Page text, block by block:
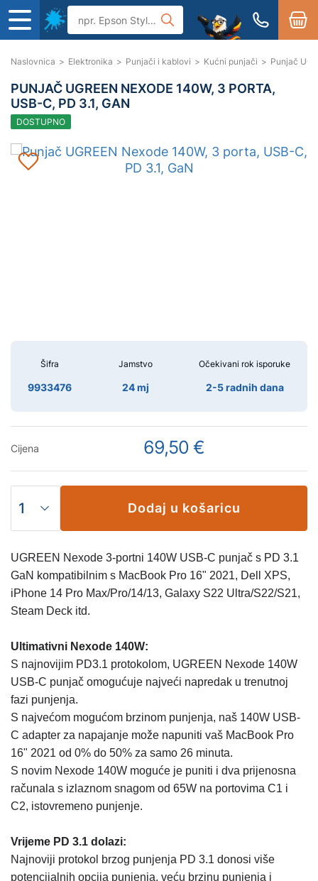
Naslovnica > Elektronika > Punjači i kablovi > Kućni punjači > Punjač
UGREEN Nexode 3-portni 140W USB-C punjač s PD 3.1
GaN kompatibilnim s MacBook Pro 16" 2021, Dell XPS,
iPhone 14 Pro Max/Pro/14/13, Galaxy S22 Ultra/S22/S21,
Steam Deck itd.
Ultimativni Nexode 140W:
S najnovijim PD3.1 protokolom, UGREEN Nexode 140W
USB-C punjač omogućuje najveći napredak u trenutnoj
fazi punjenja.
S najvećom mogućom brzinom punjenja, naš 140W USB-
C adapter za napajanje može napuniti vaš MacBook Pro
16" 2021 od 0% do 50% za samo 26 minuta.
S novim Nexode 140W moguće je puniti i dva prijenosna
računala s izlaznom snagom od 65W na portovima C1 i
C2, istovremeno punjenje.
Vrijeme PD 3.1 dolazi:
Najnoviji protokol brzog punjenja PD 3.1 donosi više
potencijalnih opcija punjenja, veću brzinu punjenja i
PUNJAČ UGREEN NEXODE 140W, 3 PORTA,
USB-C, PD 3.1, GAN
DOSTUPNO
Šifra
9933476
Jamstvo
24 mj
Očekivani rok isporuke
2-5 radnih dana
Cijena 69,50 €
Dodaj u košaricu